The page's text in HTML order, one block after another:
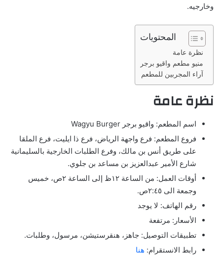
وخارجيه.
المحتويات
نظرة عامة
منيو مطعم واقيو برجر
آراء المجربين للمطعم
نظرة عامة
اسم المطعم: واقيو برجر Wagyu Burger
فروع المطعم: فرع واجهة الرياض، فرع ذا ايليت، فرع الملقا
على طريق أنس بن مالك، وفرع الطلبات الخارجية بالسليمانية
شارع الأمير عبدالعزيز بن مساعد بن جلوي.
أوقات العمل: من الساعة ١٢ظ إلى الساعة ٢ص، خميس
وجمعة الى ٢:٤٥ص.
رقم الهاتف: لا يوجد
الأسعار: مرتفعة
تطبيقات التوصيل: جاهز، هنقرستيشن، مرسول، وطلبات.
رابط الانستقرام: هنا